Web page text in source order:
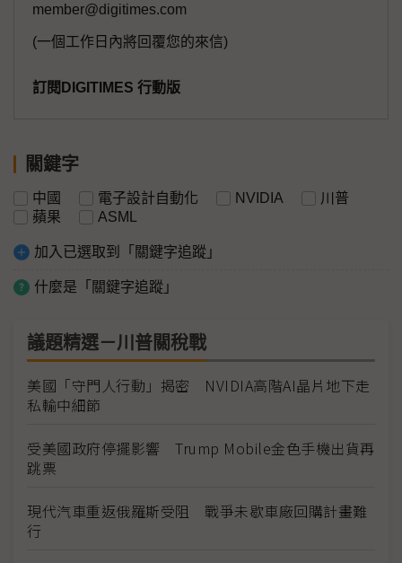
member@digitimes.com
(一個工作日內將回覆您的來信)
訂閱DIGITIMES 行動版
關鍵字
中國 電子設計自動化 NVIDIA
川普
蘋果
ASML
加入已選取到「關鍵字追蹤」
什麼是「關鍵字追蹤」
議題精選－川普關稅戰
美國「守門人行動」揭密 NVIDIA高階AI晶片地下走
私輸中細節
受美國政府停擺影響 Trump Mobile金色手機出貨再
跳票
現代汽車重返俄羅斯受阻 戰爭未歇車廠回購計畫難
行